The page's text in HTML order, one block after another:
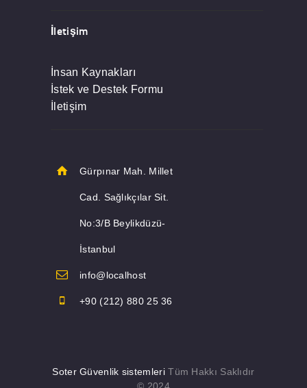
İletişim
İnsan Kaynakları
İstek ve Destek Formu
İletişim
Gürpınar Mah. Millet
Cad. Sağlıkçılar Sit.
No:3/B Beylikdüzü-
İstanbul
info@localhost
+90 (212) 880 25 36
Soter Güvenlik sistemleriTüm Hakkı Saklıdır
© 2024